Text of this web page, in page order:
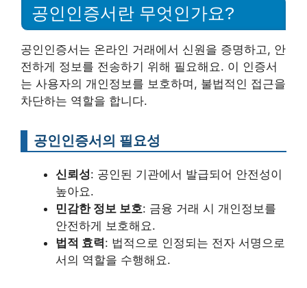
공인인증서란 무엇인가요?
공인인증서는 온라인 거래에서 신원을 증명하고, 안
전하게 정보를 전송하기 위해 필요해요. 이 인증서
는 사용자의 개인정보를 보호하며, 불법적인 접근을
차단하는 역할을 합니다.
공인인증서의 필요성
신뢰성: 공인된 기관에서 발급되어 안전성이
높아요.
민감한 정보 보호: 금융 거래 시 개인정보를
안전하게 보호해요.
법적 효력: 법적으로 인정되는 전자 서명으로
서의 역할을 수행해요.